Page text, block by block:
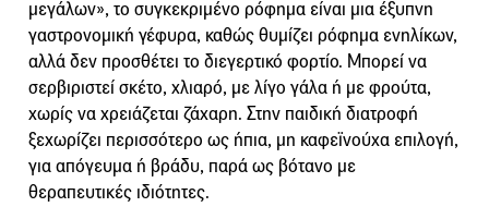
μεγάλων», το συγκεκριμένο ρόφημα είναι μια έξυπνη
γαστρονομική γέφυρα, καθώς θυμίζει ρόφημα ενηλίκων,
αλλά δεν προσθέτει το διεγερτικό φορτίο. Μπορεί να
σερβιριστεί σκέτο, χλιαρό, με λίγο γάλα ή με φρούτα,
χωρίς να χρειάζεται ζάχαρη. Στην παιδική διατροφή
ξεχωρίζει περισσότερο ως ήπια, μη καφεϊνούχα επιλογή,
για απόγευμα ή βράδυ, παρά ως βότανο με
θεραπευτικές ιδιότητες.